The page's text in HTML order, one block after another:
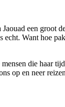
een groot
echt. Want hoe
die haar
op en neer